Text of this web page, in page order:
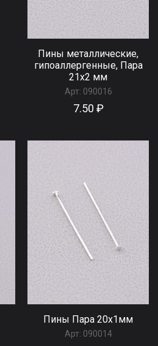
Пины металлические,
гипоаллергенные, Пара
21x2 мм
Арт: 090016
7.50 ₽
Пины Пара 20x1мм
Арт: 090014